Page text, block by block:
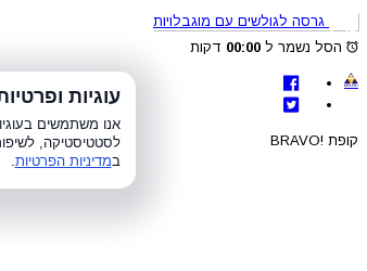
גרסה לגולשים עם מוגבלויות
הסל נשמר ל 00:00 דקות
קופת !BRAVO
עוגיות
אנו משתמשים
לסטטיסטיקה,
במדיניות הפרטיות.